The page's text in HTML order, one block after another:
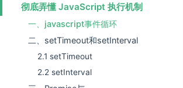
彻底弄懂 JavaScript 执行机制
一、javascript事件循环
二、setTimeout和setInterval
2.1 setTimeout
2.2 setInterval